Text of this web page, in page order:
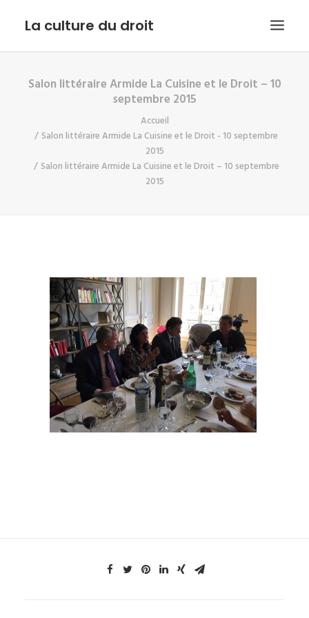
La culture du droit
EDITO
LES INTERVIEWS D’ARMIDE
LE SERVICE PUBLIC DANS TOUT SON ETAT
Salon littéraire Armide La Cuisine et le Droit – 10
septembre 2015
Accueil
Salon littéraire Armide La Cuisine et le Droit - 10 septembre
2015
Salon littéraire Armide La Cuisine et le Droit – 10 septembre
2015